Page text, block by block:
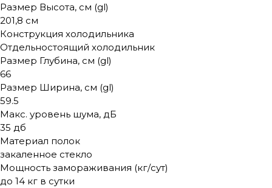
Размер Высота, см (gl)
201,8 см
Конструкция холодильника
Отдельностоящий холодильник
Размер Глубина, см (gl)
66
Размер Ширина, см (gl)
59.5
Макс. уровень шума, дБ
35 дб
Материал полок
закаленное стекло
Мощность замораживания (кг/сут)
до 14 кг в сутки